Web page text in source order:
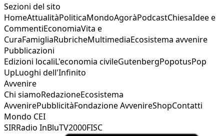
Sezioni del sito
HomeAttualitàPoliticaMondoAgoràPodcastChiesaIdee e
CommentiEconomiaVita e
CuraFamigliaRubricheMultimediaEcosistema avvenire
Pubblicazioni
Edizioni localiL'economia civileGutenbergPopotusPop
UpLuoghi dell'Infinito
Avvenire
Chi siamoRedazioneEcosistema
AvvenirePubblicitàFondazione AvvenireShopContatti
Mondo CEI
SIRRadio InBluTV2000FISC